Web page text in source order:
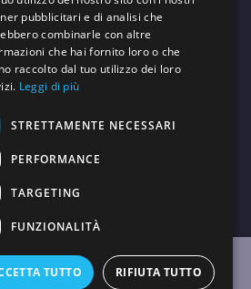
QUARRATA S.S.D.A.R.L. -Privacy Policy
pubblicitari e di analisi che
combinarle con altre
che hai fornito loro o che
raccolto dal tuo utilizzo dei loro
Leggi di più
STRETTAMENTE NECESSARI
PERFORMANCE
TARGETING
FUNZIONALITÀ
TUTTO RIFIUTA TUTTO